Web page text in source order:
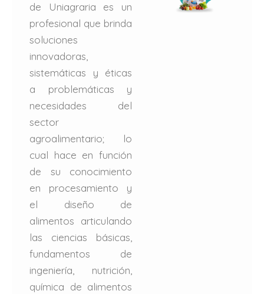
de Uniagraria es un
profesional que brinda
soluciones
innovadoras,
sistemáticas y éticas
a problemáticas y
necesidades del
sector
agroalimentario; lo
cual hace en función
de su conocimiento
en procesamiento y
el diseño de
alimentos articulando
las ciencias básicas,
fundamentos de
ingeniería, nutrición,
química de alimentos